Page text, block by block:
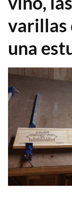
varillas
una